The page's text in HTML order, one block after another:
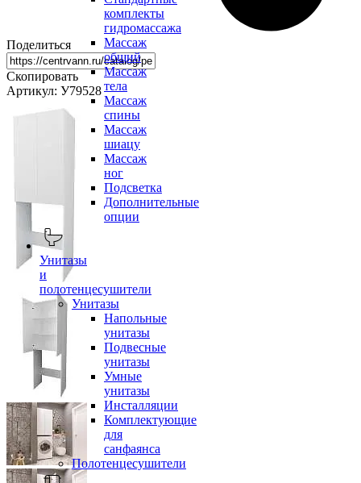
комплекты
гидромассажа
Массаж
общий
Массаж
тела
Массаж
спины
Массаж
шиацу
Массаж
ног
Подсветка
Дополнительные
опции
Унитазы
и
полотенцесушители
Унитазы
Напольные
унитазы
Подвесные
унитазы
Умные
унитазы
Инсталляции
Комплектующие
для
санфаянса
Полотенцесушители
Поделиться
Скопировать
Артикул: У79528